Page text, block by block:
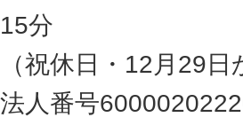
県
の
最
東
15分
（祝休日・12月29
法人番号